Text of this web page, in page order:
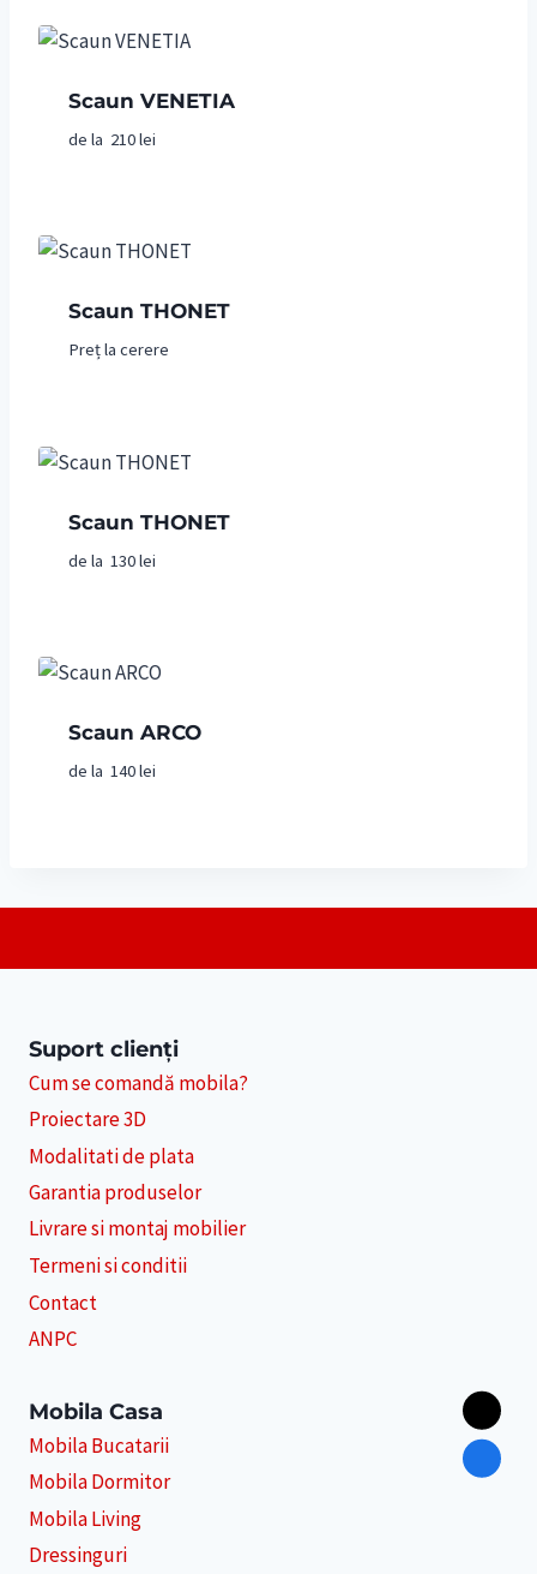
Scaun VENETIA
de la 210lei
Scaun THONET
Preț la cerere
Scaun THONET
de la 130lei
Scaun ARCO
de la 140lei
Suport clienți
Cum se comandă mobila?
Proiectare 3D
Modalitati de plata
Garantia produselor
Livrare si montaj mobilier
Termeni si conditii
Contact
ANPC
Mobila Casa
Mobila Bucatarii
Mobila Dormitor
Mobila Living
Dressinguri